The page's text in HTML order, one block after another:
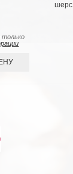
только
шерс